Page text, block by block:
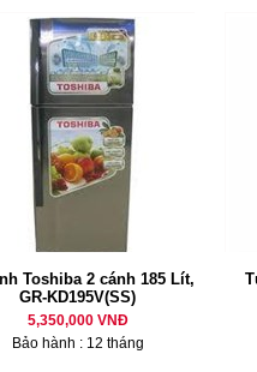
Toshiba 2 cánh 185 Lít,
GR-KD195V(SS)
5,350,000 VNĐ
Bảo hành : 12 tháng